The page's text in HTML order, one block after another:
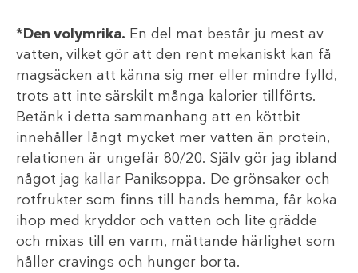
*Den volymrika. En del mat består ju mest av
vatten, vilket gör att den rent mekaniskt kan få
magsäcken att känna sig mer eller mindre fylld,
trots att inte särskilt många kalorier tillförts.
Betänk i detta sammanhang att en köttbit
innehåller långt mycket mer vatten än protein,
relationen är ungefär 80/20. Själv gör jag ibland
något jag kallar Paniksoppa. De grönsaker och
rotfrukter som finns till hands hemma, får koka
ihop med kryddor och vatten och lite grädde
och mixas till en varm, mättande härlighet som
håller cravings och hunger borta.